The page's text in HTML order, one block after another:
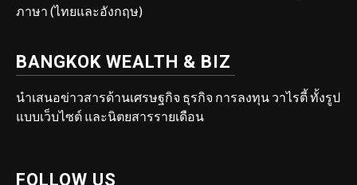
ภาษา (ไทยและอังกฤษ)
BANGKOK WEALTH & BIZ
นำเสนอข่าวสารด้านเศรษฐกิจ ธุรกิจ การลงทุน วาไรตี้ ทั้งรูป
แบบเว็บไซต์ และนิตยสารรายเดือน
FOLLOW US